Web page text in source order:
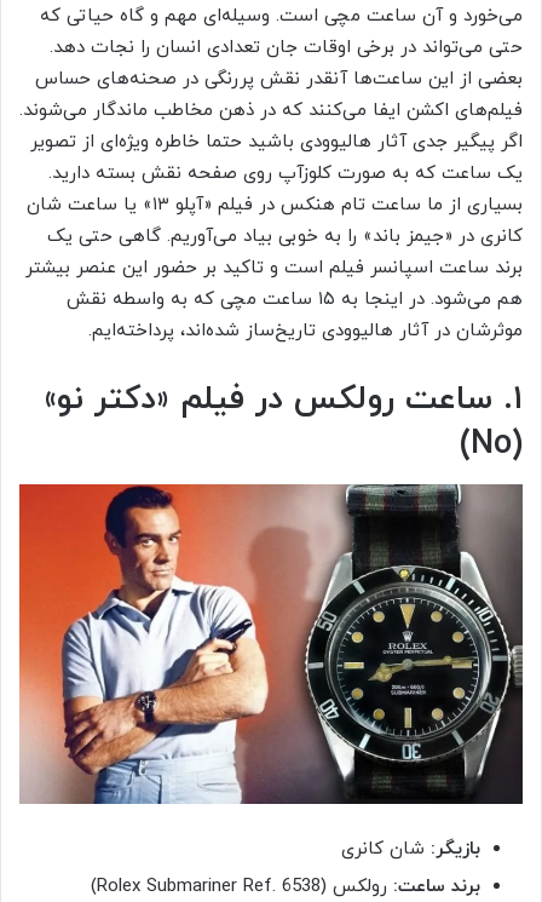
می‌خورد و آن ساعت مچی است. وسیله‌ای مهم و گاه حیاتی که
حتی می‌تواند در برخی اوقات جان تعدادی انسان را نجات دهد.
بعضی از این ساعت‌ها آنقدر نقش پررنگی در صحنه‌های حساس
فیلم‌های اکشن ایفا می‌کنند که در ذهن مخاطب ماندگار می‌شوند.
اگر پیگیر جدی آثار هالیوودی باشید حتما خاطره ویژه‌ای از تصویر
یک ساعت که به صورت کلوزآپ روی صفحه نقش بسته دارید.
بسیاری از ما ساعت تام هنکس در فیلم «آپلو ۱۳» یا ساعت شان
کانری در «جیمز باند» را به خوبی بیاد می‌آوریم. گاهی حتی یک
برند ساعت اسپانسر فیلم است و تاکید بر حضور این عنصر بیشتر
هم می‌شود. در اینجا به ۱۵ ساعت مچی که به واسطه نقش
موثرشان در آثار هالیوودی تاریخ‌ساز شده‌اند، پرداخته‌ایم.
۱. ساعت رولکس در فیلم «دکتر نو»
(No)
بازیگر: شان کانری
برند ساعت: رولکس (Rolex Submariner Ref. 6538)